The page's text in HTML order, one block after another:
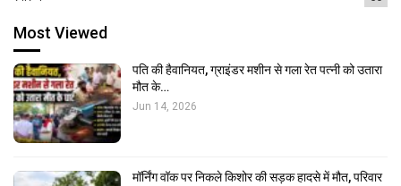
Most Viewed
पति की हैवानियत, ग्राइंडर मशीन से गला रेत पत्नी को उतारा
मौत के…
Jun 14, 2026
मॉर्निंग वॉक पर निकले किशोर की सड़क हादसे में मौत, परिवार